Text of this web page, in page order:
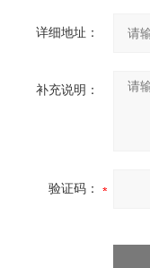
详细地址：
补充说明：
验证码：